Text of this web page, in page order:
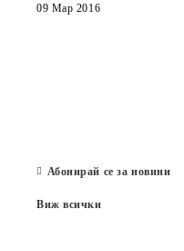
09 Мар 2016
Абонирай се за новини
Виж всички